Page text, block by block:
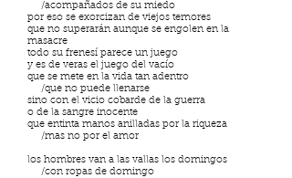
/acompañados de su miedo
por eso se exorcizan de viejos temores
que no superarán aunque se engolen en la
masacre
todo su frenesí parece un juego
y es de veras el juego del vacío
que se mete en la vida tan adentro
/que no puede llenarse
sino con el vicio cobarde de la guerra
o de la sangre inocente
que entinta manos anilladas por la riqueza
/mas no por el amor
los hombres van a las vallas los domingos
/con ropas de domingo